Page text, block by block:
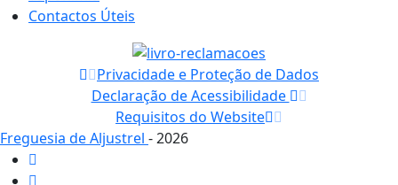
Contactos Úteis
Privacidade e Proteção de Dados
Declaração de Acessibilidade
Requisitos do Website
Freguesia de Aljustrel - 2026